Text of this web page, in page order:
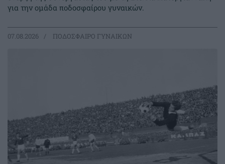
για την ομάδα ποδοσφαίρου γυναικών.
07.08.2026 ΠΟΔΟΣΦΑΙΡΟ ΓΥΝΑΙΚΩΝ